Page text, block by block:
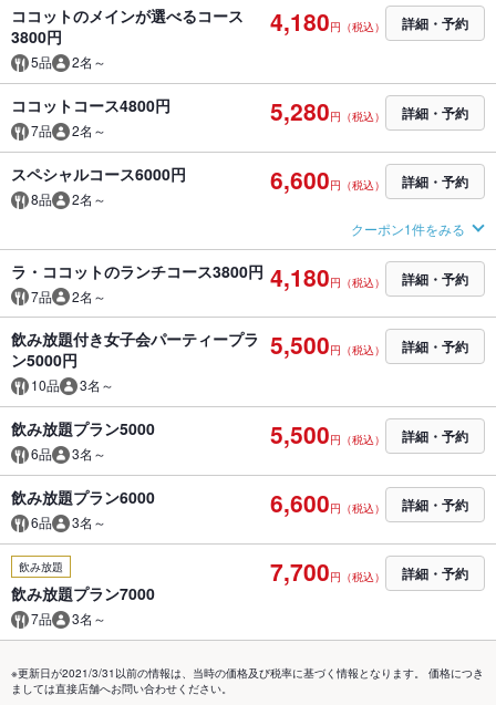
ココットのメインが選べるコース
3800円
5品 2名～
4,180円（税込） 詳細・予約
ココットコース4800円
7品 2名～
5,280円（税込） 詳細・予約
スペシャルコース6000円
8品 2名～
6,600円（税込） 詳細・予約
クーポン1件をみる
ラ・ココットのランチコース3800円
7品 2名～
4,180円（税込） 詳細・予約
飲み放題付き女子会パーティープラ
ン5000円
10品 3名～
5,500円（税込） 詳細・予約
飲み放題プラン5000
6品 3名～
5,500円（税込） 詳細・予約
飲み放題プラン6000
6品 3名～
6,600円（税込） 詳細・予約
飲み放題
飲み放題プラン7000
7品 3名～
7,700円（税込） 詳細・予約
※更新日が2021/3/31以前の情報は、当時の価格及び税率に基づく情報となります。 価格につき
ましては直接店舗へお問い合わせください。